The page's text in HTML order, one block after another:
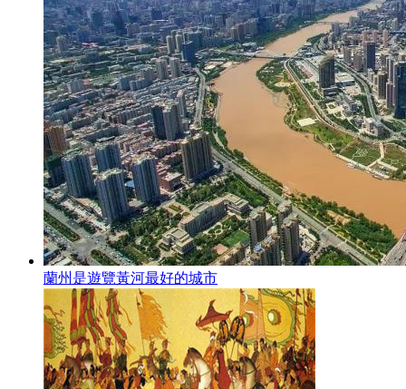
蘭州是遊覽黃河最好的城市